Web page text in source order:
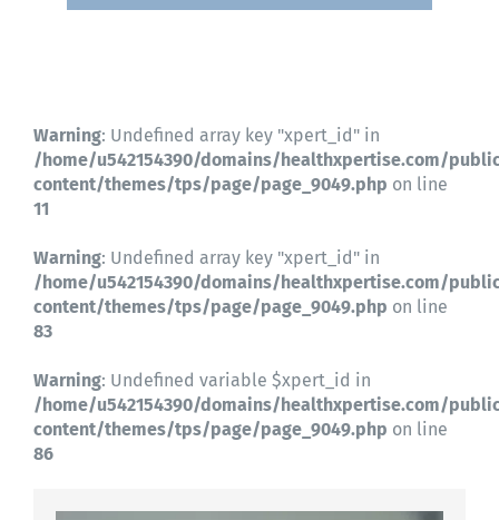
Warning: Undefined array key "xpert_id" in
/home/u542154390/domains/healthxpertise.com/
content/themes/tps/page/page_9049.php on line
11
Warning: Undefined array key "xpert_id" in
/home/u542154390/domains/healthxpertise.com/
content/themes/tps/page/page_9049.php on line
83
Warning: Undefined variable $xpert_id in
/home/u542154390/domains/healthxpertise.com/
content/themes/tps/page/page_9049.php on line
86